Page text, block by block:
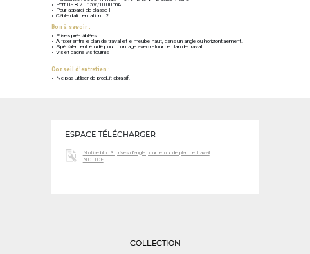
Port USB 2.0: 5V/1000mA
Pour appareil de classe I
Câble d'alimentation : 2m
Bon à savoir :
Prises pré-câblées.
A fixer entre le plan de travail et le meuble haut, dans un angle ou horizontalement.
Spécialement étudié pour montage avec retour de plan de travail.
Vis et cache vis fournis
Conseil d'entretien :
Ne pas utiliser de produit abrasif.
ESPACE TÉLÉCHARGER
Notice bloc 3 prises d'angle pour retour de plan de travail
NOTICE
COLLECTION